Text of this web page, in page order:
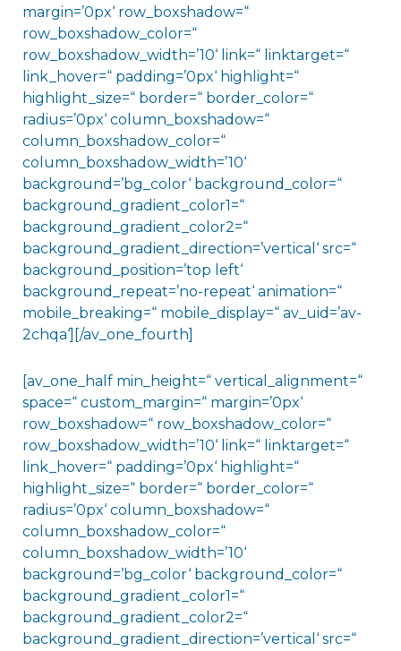
margin=’0px‘ row_boxshadow=“
row_boxshadow_color=“
row_boxshadow_width=’10‘ link=“ linktarget=“
link_hover=“ padding=’0px‘ highlight=“
highlight_size=“ border=“ border_color=“
radius=’0px‘ column_boxshadow=“
column_boxshadow_color=“
column_boxshadow_width=’10‘
background=’bg_color‘ background_color=“
background_gradient_color1=“
background_gradient_color2=“
background_gradient_direction=’vertical‘ src=“
background_position=’top left‘
background_repeat=’no-repeat‘ animation=“
mobile_breaking=“ mobile_display=“ av_uid=’av-
2chqa‘][/av_one_fourth]
[av_one_half min_height=“ vertical_alignment=“
space=“ custom_margin=“ margin=’0px‘
row_boxshadow=“ row_boxshadow_color=“
row_boxshadow_width=’10‘ link=“ linktarget=“
link_hover=“ padding=’0px‘ highlight=“
highlight_size=“ border=“ border_color=“
radius=’0px‘ column_boxshadow=“
column_boxshadow_color=“
column_boxshadow_width=’10‘
background=’bg_color‘ background_color=“
background_gradient_color1=“
background_gradient_color2=“
background_gradient_direction=’vertical‘ src=“